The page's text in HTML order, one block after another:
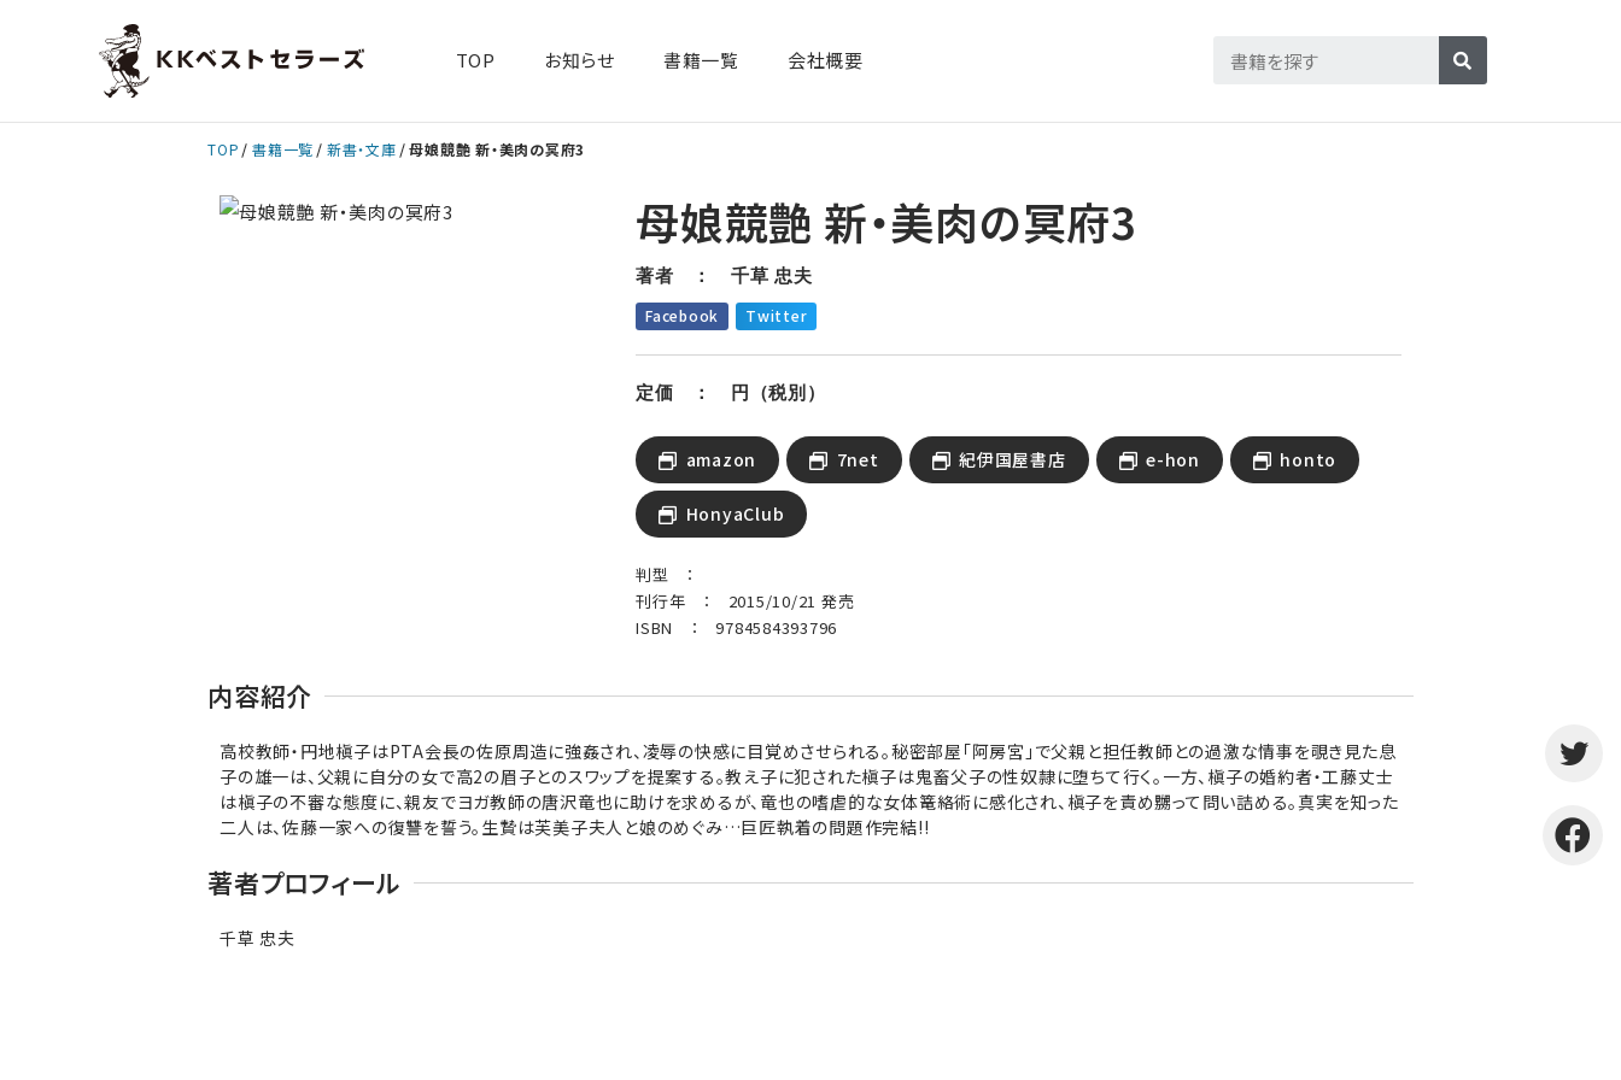
TOP お知らせ 書籍一覧​ 会社概要
TOP 書籍一覧 新書・文庫 母娘競艶 新・美肉の冥府3
母娘競艶 新・美肉の冥府3
著者 ： 千草 忠夫
Facebook Twitter
定価 ： 円（税別）
amazon 7net 紀伊国屋書店 e-hon honto
HonyaClub
判型 ：
刊行年 ： 2015/10/21 発売
ISBN ： 9784584393796
内容紹介
高校教師・円地槇子はPTA会長の佐原周造に強姦され、凌辱の快感に目覚めさせられる。秘密部屋「阿房宮」で父親と担任教師との過激な情事を覗き見た息
子の雄一は、父親に自分の女で高2の眉子とのスワップを提案する。教え子に犯された槇子は鬼畜父子の性奴隷に堕ちて行く。一方、槇子の婚約者・工藤丈士
は槇子の不審な態度に、親友でヨガ教師の唐沢竜也に助けを求めるが、竜也の嗜虐的な女体篭絡術に感化され、槇子を責め嬲って問い詰める。真実を知った
二人は、佐藤一家への復讐を誓う。生贄は芙美子夫人と娘のめぐみ…巨匠執着の問題作完結!!
著者プロフィール
千草 忠夫